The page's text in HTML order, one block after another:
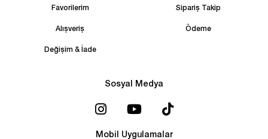
Favorilerim Sipariş Takip
Alışveriş Ödeme
Değişim & İade
Sosyal Medya
Mobil Uygulamalar